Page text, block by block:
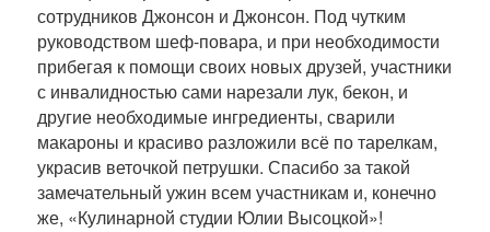
сотрудников Джонсон и Джонсон. Под чутким
руководством шеф-повара, и при необходимости
прибегая к помощи своих новых друзей, участники
с инвалидностью сами нарезали лук, бекон, и
другие необходимые ингредиенты, сварили
макароны и красиво разложили всё по тарелкам,
украсив веточкой петрушки. Спасибо за такой
замечательный ужин всем участникам и, конечно
же, «Кулинарной студии Юлии Высоцкой»!